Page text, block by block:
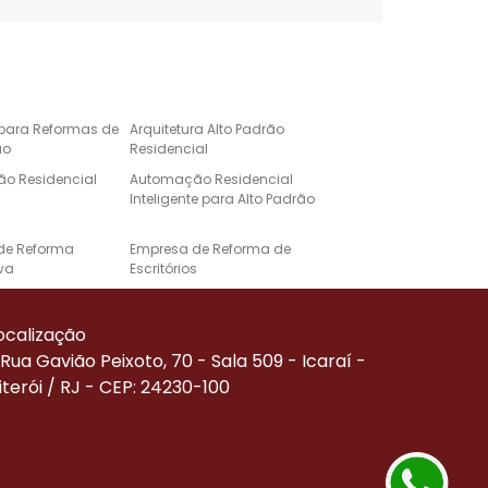
Reformas de
Arquitetura Alto Padrão
Residencial
Residencial
Automação Residencial
Inteligente para Alto Padrão
Reforma
Empresa de Reforma de
Escritórios
Residenciais de
Serviço de Automação
Rua Gavião Peixoto, 70 - Sala 509 - Icaraí -
/ RJ - CEP: 24230-100